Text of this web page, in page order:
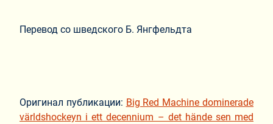
Перевод со шведского Б. Янгфельдта
Оригинал публикации: Big Red Machine dominerade
världshockeyn i ett decennium – det hände sen med